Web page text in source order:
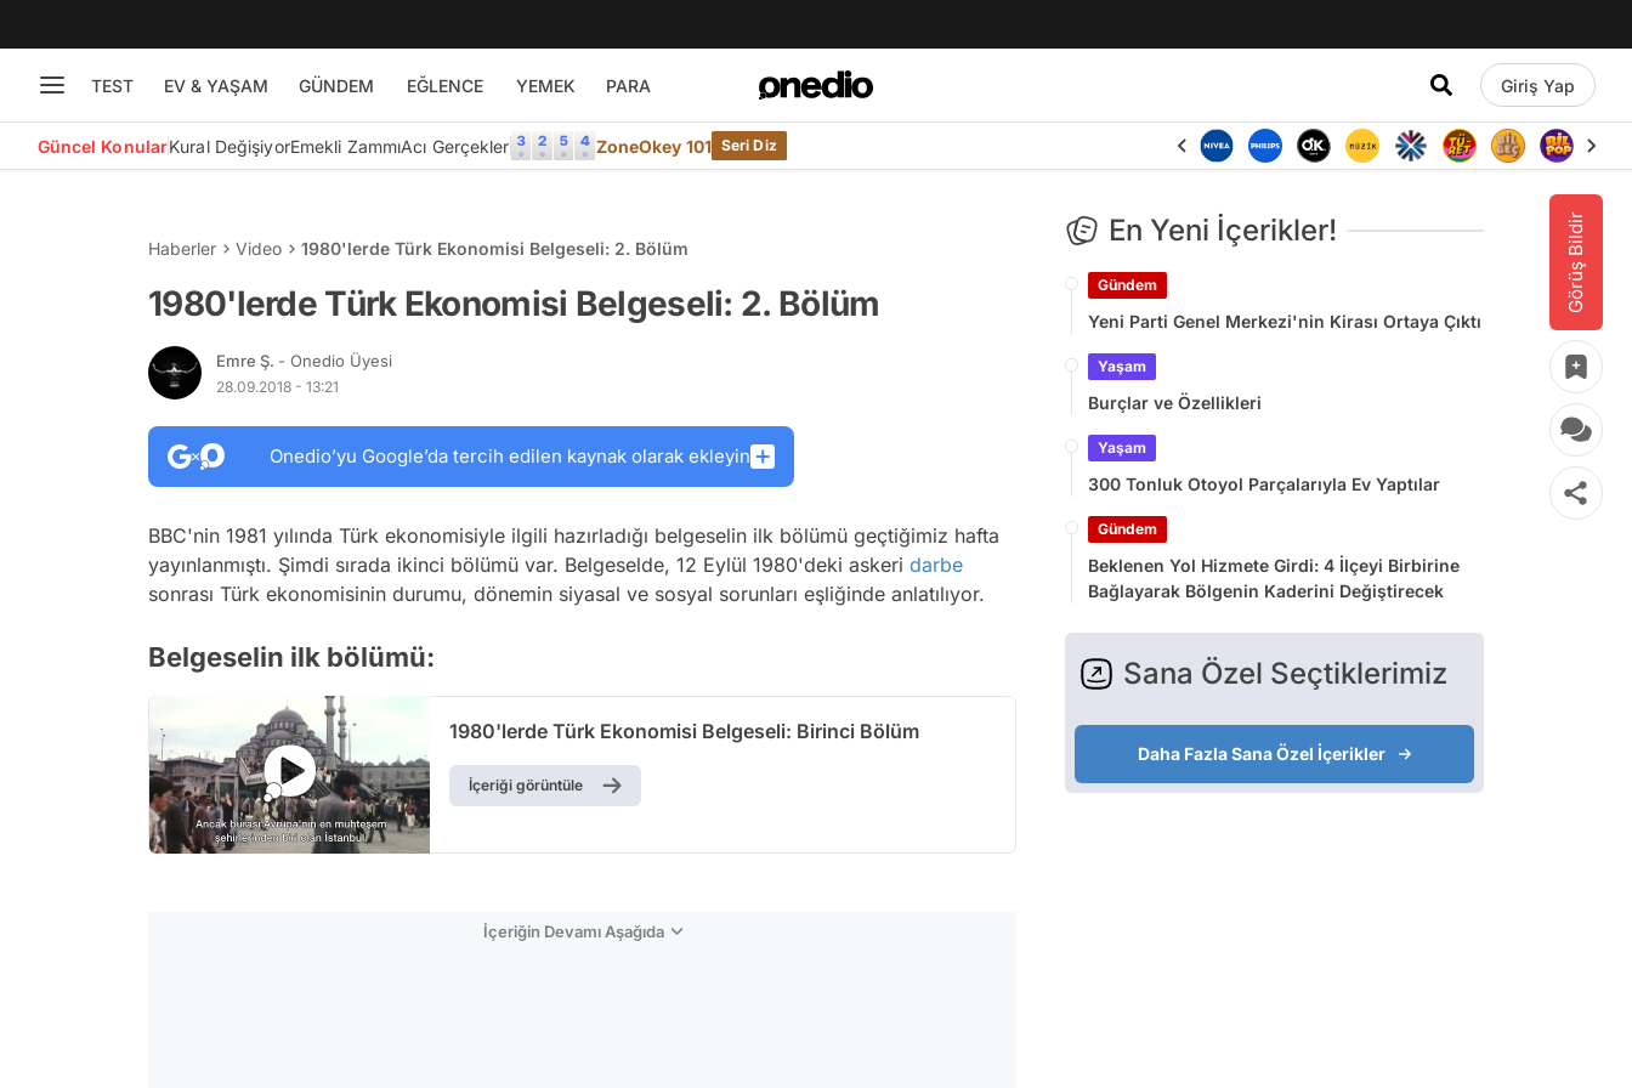
TEST EV & YAŞAM GÜNDEM EĞLENCE YEMEK PARA Giriş Yap
Güncel KonularKural DeğişiyorEmekli ZammıAcı Gerçekler ZoneOkey 101 Seri Diz
Görüş Bildir
Haberler Video 1980'lerde Türk Ekonomisi Belgeseli: 2. Bölüm
1980'lerde Türk Ekonomisi Belgeseli: 2. Bölüm
Emre Ş. - Onedio Üyesi
28.09.2018 - 13:21
Onedio’yu Google’da tercih edilen kaynak olarak ekleyin
BBC'nin 1981 yılında Türk ekonomisiyle ilgili hazırladığı belgeselin ilk bölümü geçtiğimiz hafta
yayınlanmıştı. Şimdi sırada ikinci bölümü var. Belgeselde, 12 Eylül 1980'deki askeri darbe
sonrası Türk ekonomisinin durumu, dönemin siyasal ve sosyal sorunları eşliğinde anlatılıyor.
Belgeselin ilk bölümü:
1980'lerde Türk Ekonomisi Belgeseli: Birinci Bölüm
İçeriği görüntüle
İçeriğin Devamı Aşağıda
En Yeni İçerikler!
Gündem
Yeni Parti Genel Merkezi'nin Kirası Ortaya Çıktı
Yaşam
Burçlar ve Özellikleri
Yaşam
300 Tonluk Otoyol Parçalarıyla Ev Yaptılar
Gündem
Beklenen Yol Hizmete Girdi: 4 İlçeyi Birbirine
Bağlayarak Bölgenin Kaderini Değiştirecek
Sana Özel Seçtiklerimiz
Daha Fazla Sana Özel İçerikler